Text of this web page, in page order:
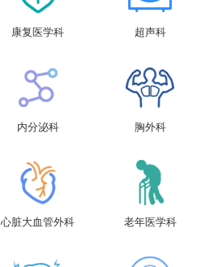
康复医学科 超声科
内分泌科 胸外科
心脏大血管外科 老年医学科